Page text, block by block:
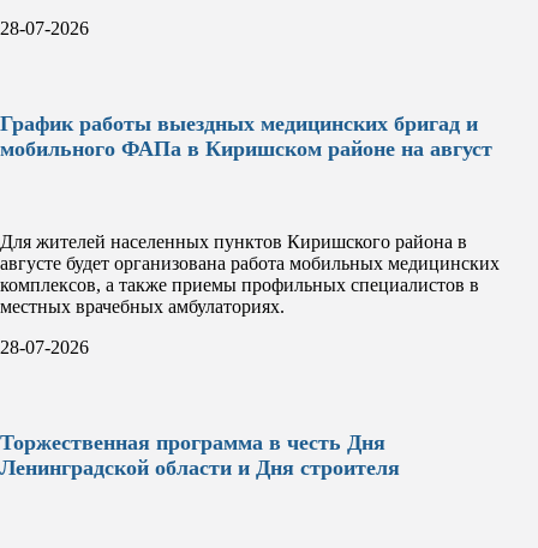
28-07-2026
График работы выездных медицинских бригад и
мобильного ФАПа в Киришском районе на август
Для жителей населенных пунктов Киришского района в
августе будет организована работа мобильных медицинских
комплексов, а также приемы профильных специалистов в
местных врачебных амбулаториях.
28-07-2026
Торжественная программа в честь Дня
Ленинградской области и Дня строителя